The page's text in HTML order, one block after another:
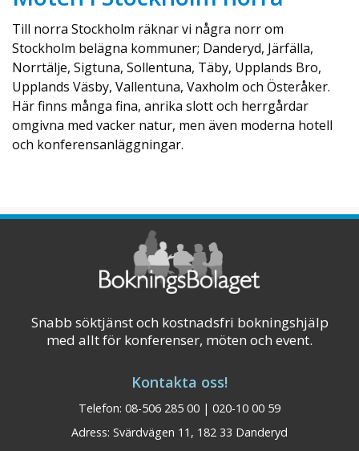
sällskap upp till 40 personer. Det är ett bra
val när man värdesätter avskildhet, integritet,
och effektivitet. Helt enkelt då man söker ...
Visa på karta
Stockholm norra
Aronsborgs
Konferenshotell
Till norra Stockholm räknar vi några norr om
Stockholm belägna kommuner; Danderyd, Järfälla,
Norrtälje, Sigtuna, Sollentuna, Täby, Upplands Bro,
Upplands Väsby, Vallentuna, Vaxholm och Österåker.
Här finns många fina, anrika slott och herrgårdar
omgivna med vacker natur, men även moderna hotell
och konferensanläggningar.
Snabb söktjänst och kostnadsfri bokningshjälp
med allt för konferenser, möten och event.
Kontakta oss!
Telefon: 08-506 285 00 | 020-10 00 59
Adress: Svärdvägen 11, 182 33 Danderyd